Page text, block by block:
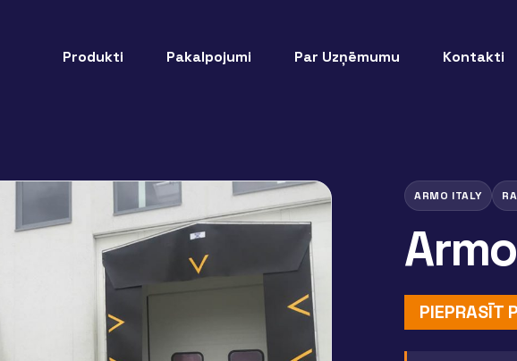
Produkti Pakalpojumi Par Uzņēmumu Kontakti
ARMO ITALY
PIEPRASĪT